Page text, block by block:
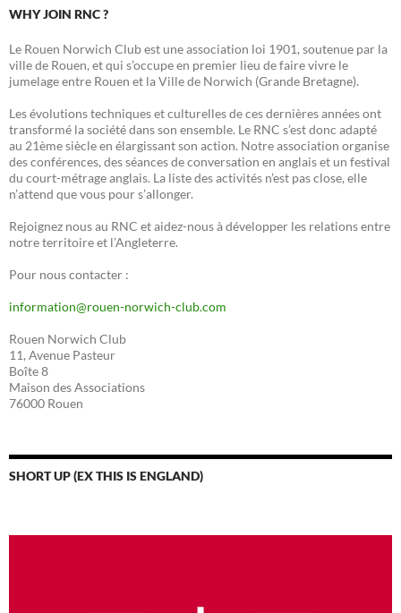
WHY JOIN RNC ?
Le Rouen Norwich Club est une association loi 1901, soutenue par la
ville de Rouen, et qui s’occupe en premier lieu de faire vivre le
jumelage entre Rouen et la Ville de Norwich (Grande Bretagne).
Les évolutions techniques et culturelles de ces dernières années ont
transformé la société dans son ensemble. Le RNC s’est donc adapté
au 21ème siècle en élargissant son action. Notre association organise
des conférences, des séances de conversation en anglais et un festival
du court-métrage anglais. La liste des activités n’est pas close, elle
n’attend que vous pour s’allonger.
Rejoignez nous au RNC et aidez-nous à développer les relations entre
notre territoire et l’Angleterre.
Pour nous contacter :
information@rouen-norwich-club.com
Rouen Norwich Club
11, Avenue Pasteur
Boîte 8
Maison des Associations
76000 Rouen
SHORT UP (EX THIS IS ENGLAND)